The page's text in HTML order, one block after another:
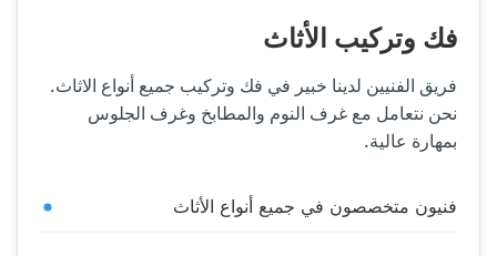
فك وتركيب الأثاث
فريق الفنيين لدينا خبير في فك وتركيب جميع أنواع الاثاث.
نحن نتعامل مع غرف النوم والمطابخ وغرف الجلوس
بمهارة عالية.
فنيون متخصصون في جميع أنواع الأثاث